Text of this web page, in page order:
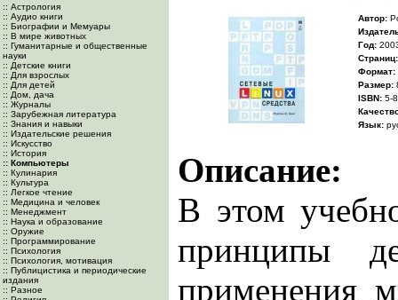
:: Астрология
:: Аудио книги
:: Биографии и Мемуары
:: В мире животных
:: Гуманитарные и общественные
науки
:: Детские книги
:: Для взрослых
:: Для детей
:: Дом, дача
:: Журналы
:: Зарубежная литература
:: Знания и навыки
:: Издательские решения
:: Искусство
:: История
:: Компьютеры
:: Кулинария
:: Культура
:: Легкое чтение
:: Медицина и человек
:: Менеджмент
:: Наука и образование
:: Оружие
:: Программирование
:: Психология
:: Психология, мотивация
:: Публицистика и периодические
издания
:: Разное
Автор:
Год:
Cтраниц:
Формат:
Размер:
ISBN: 5-
Язык:
Описание:
В этом
принципы
применения